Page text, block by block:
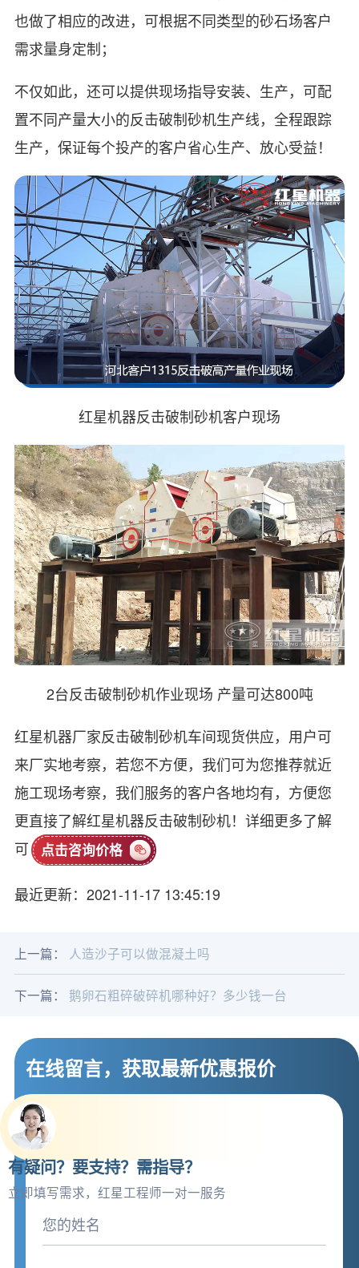
也做了相应的改进，可根据不同类型的砂石场客户
需求量身定制；
不仅如此，还可以提供现场指导安装、生产，可配
置不同产量大小的反击破制砂机生产线，全程跟踪
生产，保证每个投产的客户省心生产、放心受益！
红星机器反击破制砂机客户现场
2台反击破制砂机作业现场 产量可达800吨
红星机器厂家反击破制砂机车间现货供应，用户可
来厂实地考察，若您不方便，我们可为您推荐就近
施工现场考察，我们服务的客户各地均有，方便您
更直接了解红星机器反击破制砂机！详细更多了解
可
点击咨询价格
最近更新：2021-11-17 13:45:19
上一篇： 人造沙子可以做混凝土吗
下一篇： 鹅卵石粗碎破碎机哪种好？多少钱一台
在线留言，获取最新优惠报价
有疑问？要支持？需指导？
立即填写需求，红星工程师一对一服务